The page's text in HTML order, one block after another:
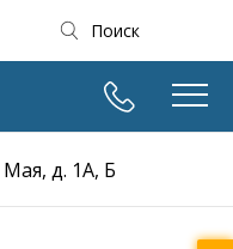
Поиск
Мая, д. 1А, Б